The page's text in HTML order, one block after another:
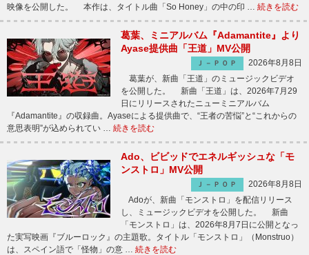
映像を公開した。 本作は、タイトル曲「So Honey」の中の印 … 続きを読む
葛葉、ミニアルバム『Adamantite』より
Ayase提供曲「王道」MV公開
Ｊ－ＰＯＰ
2026年8月8日
葛葉が、新曲「王道」のミュージックビデオ
を公開した。 新曲「王道」は、2026年7月29
日にリリースされたニューミニアルバム
『Adamantite』の収録曲。Ayaseによる提供曲で、“王者の苦悩”と“これからの
意思表明”が込められてい … 続きを読む
Ado、ビビッドでエネルギッシュな「モ
ンストロ」MV公開
Ｊ－ＰＯＰ
2026年8月8日
Adoが、新曲「モンストロ」を配信リリース
し、ミュージックビデオを公開した。 新曲
「モンストロ」は、2026年8月7日に公開となっ
た実写映画『ブルーロック』の主題歌。タイトル「モンストロ」（Monstruo）
は、スペイン語で「怪物」の意 … 続きを読む